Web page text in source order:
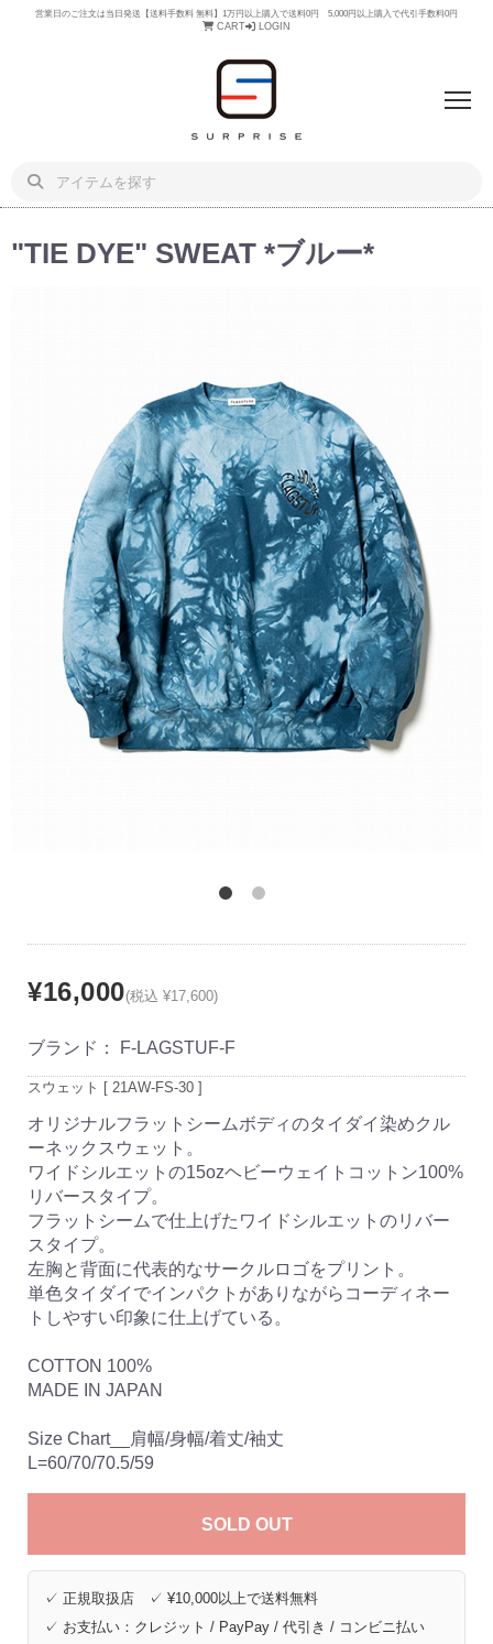
営業日のご注文は当日発送【送料手数料 無料】1万円以上購入で送料0円 5,000円以上購入で代引手数料0円
CART LOGIN
"TIE DYE" SWEAT *ブルー*
¥16,000(税込 ¥17,600)
ブランド： F-LAGSTUF-F
スウェット [ 21AW-FS-30 ]
オリジナルフラットシームボディのタイダイ染めクル
ーネックスウェット。
ワイドシルエットの15ozヘビーウェイトコットン100%
リバースタイプ。
フラットシームで仕上げたワイドシルエットのリバー
スタイプ。
左胸と背面に代表的なサークルロゴをプリント。
単色タイダイでインパクトがありながらコーディネー
トしやすい印象に仕上げている。
COTTON 100%
MADE IN JAPAN
Size Chart__肩幅/身幅/着丈/袖丈
L=60/70/70.5/59
SOLD OUT
✓ 正規取扱店 ✓ ¥10,000以上で送料無料
✓ お支払い：クレジット / PayPay / 代引き / コンビニ払い